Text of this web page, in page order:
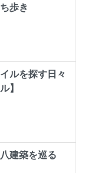
歩き
ルを探す日々
】
建築を巡る